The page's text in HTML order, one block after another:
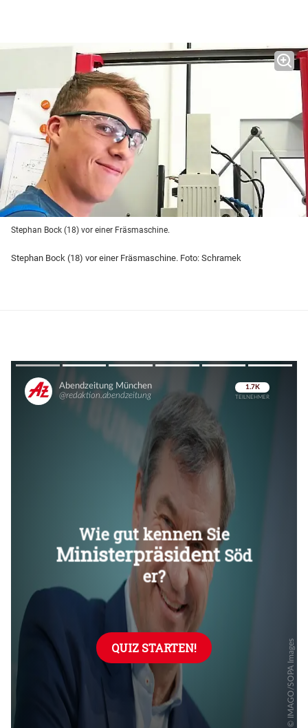
Stephan Bock (18) vor einer Fräsmaschine.
Stephan Bock (18) vor einer Fräsmaschine. Foto: Schramek
Überspringen
Überspringen